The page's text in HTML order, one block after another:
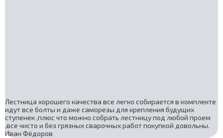
Лестница хорошего качества все легко собирается в комплекте
идут все болты и даже саморезы для крепления будущих
ступенек ,плюс что можно собрать лестницу под любой проем
,все чисто и без грязных сварочных работ покупкой довольны.
Иван Фёдоров